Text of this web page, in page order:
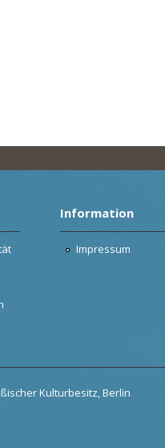
Information
Impressum
Kulturbesitz, Berlin